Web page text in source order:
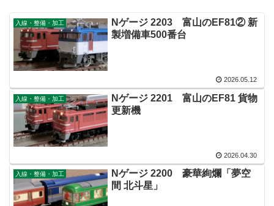
入線・整備・加工
Nゲージ 2203 富山のEF81② 新
製増備車500番台
2026.05.12
入線・整備・加工
Nゲージ 2201 富山のEF81 貨物
更新機
2026.04.30
入線・整備・加工
Nゲージ 2200 豪華絢爛「夢空
間 北斗星」